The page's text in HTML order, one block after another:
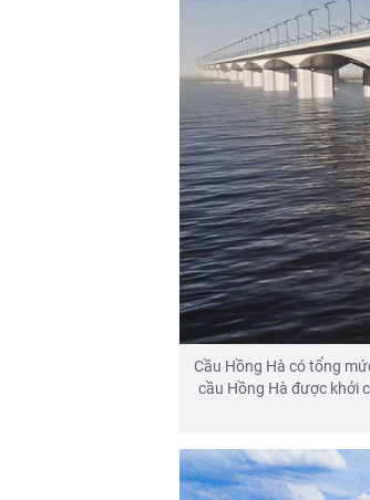
Cầu Hồng Hà có tổng
cầu Hồng Hà được khởi